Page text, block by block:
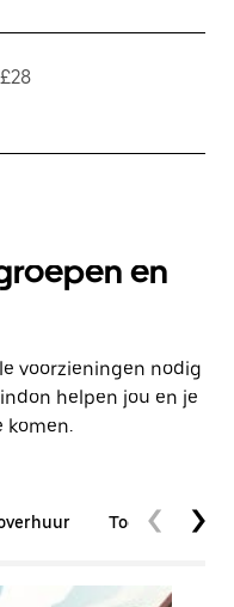
£28
en
voorzieningen nodig
helpen jou en je
komen.